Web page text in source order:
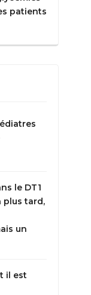
patients
le DT1
plus tard,
un
il est